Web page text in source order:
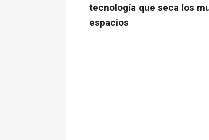
tecnología que seca los
espacios